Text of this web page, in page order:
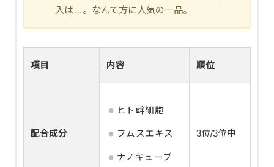
入は…。なんて方に人気の一品。
項目 内容 順位
配合成分
ヒト幹細胞
フムスエキス
ナノキューブ
3位/3位中